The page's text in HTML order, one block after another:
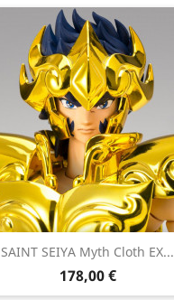
SAINT SEIYA Myth Cloth EX...
Prix
178,00 €
Aperçu rapide